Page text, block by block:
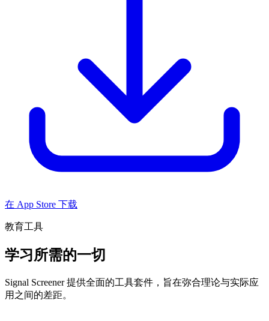
在 App Store 下载
教育工具
学习所需的一切
Signal Screener 提供全面的工具套件，旨在弥合理论与实际应
用之间的差距。